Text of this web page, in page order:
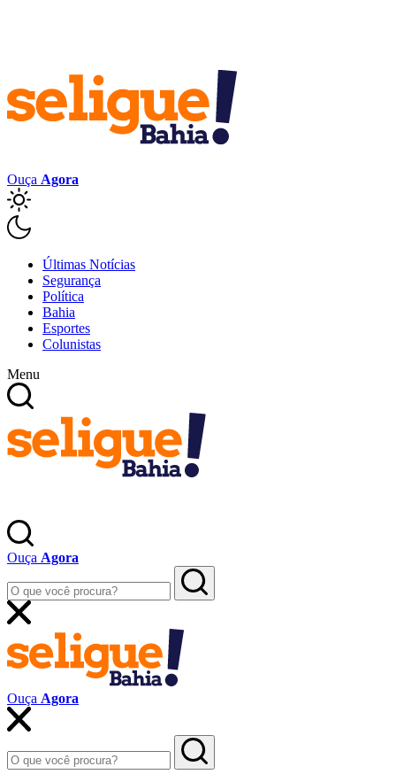
Ouça Agora
Últimas Notícias
Segurança
Política
Bahia
Esportes
Colunistas
Menu
Ouça Agora
Ouça Agora